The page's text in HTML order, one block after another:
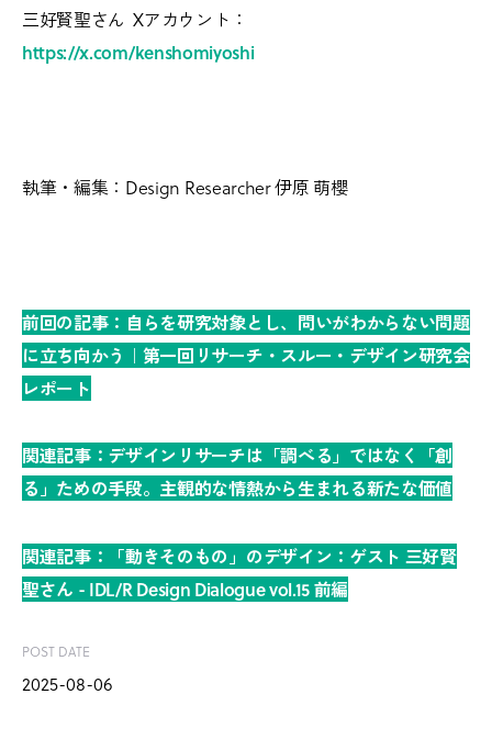
三好賢聖さん Xアカウント：
https://x.com/kenshomiyoshi
執筆・編集：Design Researcher 伊原 萌櫻
前回の記事：自らを研究対象とし、問いがわからない問題
に立ち向かう｜第一回リサーチ・スルー・デザイン研究会
レポート
関連記事：デザインリサーチは「調べる」ではなく「創
る」ための手段。主観的な情熱から生まれる新たな価値
関連記事：「動きそのもの」のデザイン：ゲスト 三好賢
聖さん - IDL/R Design Dialogue vol.15 前編
POST DATE
2025-08-06